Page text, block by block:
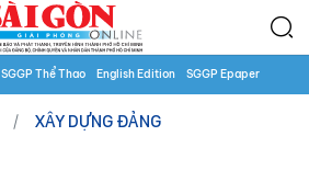
SGGP Thể Thao English Edition SGGP Epaper
XÂY DỰNG ĐẢNG